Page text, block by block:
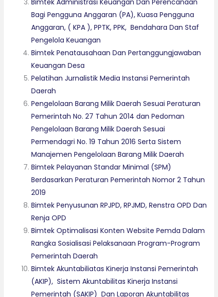
Bimtek Administrasi Keuangan Dan Perencanaan
Bagi Pengguna Anggaran (PA), Kuasa Pengguna
Anggaran, ( KPA ), PPTK, PPK, Bendahara Dan Staf
Pengelola Keuangan
Bimtek Penatausahaan Dan Pertanggungjawaban
Keuangan Desa
Pelatihan Jurnalistik Media Instansi Pemerintah
Daerah
Pengelolaan Barang Milik Daerah Sesuai Peraturan
Pemerintah No. 27 Tahun 2014 dan Pedoman
Pengelolaan Barang Milik Daerah Sesuai
Permendagri No. 19 Tahun 2016 Serta Sistem
Manajemen Pengelolaan Barang Milik Daerah
Bimtek Pelayanan Standar Minimal (SPM)
Berdasarkan Peraturan Pemerintah Nomor 2 Tahun
2019
Bimtek Penyusunan RPJPD, RPJMD, Renstra OPD Dan
Renja OPD
Bimtek Optimalisasi Konten Website Pemda Dalam
Rangka Sosialisasi Pelaksanaan Program-Program
Pemerintah Daerah
Bimtek Akuntabiliatas Kinerja Instansi Pemerintah
(AKIP), Sistem Akuntabilitas Kinerja Instansi
Pemerintah (SAKIP) Dan Laporan Akuntabilitas